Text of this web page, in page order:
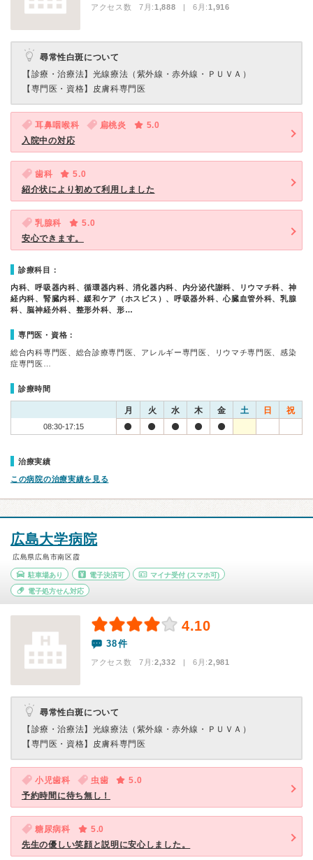
アクセス数 7月:1,888 | 6月:1,916
尋常性白斑について
【診療・治療法】 光線療法（紫外線・赤外線・ＰＵＶＡ）
【専門医・資格】 皮膚科専門医
耳鼻咽喉科 扁桃炎
5.0
入院中の対応
歯科
5.0
紹介状により初めて利用しました
乳腺科
5.0
安心できます。
診療科目：
内科、呼吸器内科、循環器内科、消化器内科、内分泌代謝科、リウマチ科、神
経内科、腎臓内科、緩和ケア（ホスピス）、呼吸器外科、心臓血管外科、乳腺
科、脳神経外科、整形外科、形…
専門医・資格：
総合内科専門医、総合診療専門医、アレルギー専門医、リウマチ専門医、感染
症専門医…
診療時間
月 火 水 木 金 土 日 祝
08:30-17:15
治療実績
この病院の治療実績を見る
広島大学病院
広島県広島市南区霞
駐車場あり 電子決済可 マイナ受付 (スマホ可)
電子処方せん対応
4.10
38件
アクセス数 7月:2,332 | 6月:2,981
尋常性白斑について
【診療・治療法】 光線療法（紫外線・赤外線・ＰＵＶＡ）
【専門医・資格】 皮膚科専門医
小児歯科 虫歯
5.0
予約時間に待ち無し！
糖尿病科
5.0
先生の優しい笑顔と説明に安心しました。